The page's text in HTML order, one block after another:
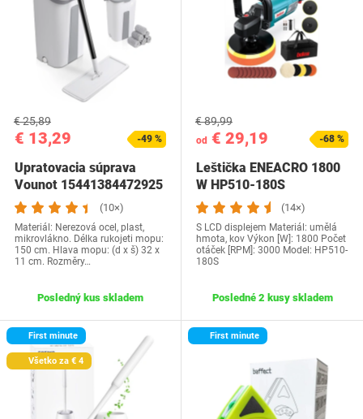
€ 13,29
€ 25,89
-49 %
Upratovacia súprava
Vounot 15441384472925
(10×)
Materiál: Nerezová ocel, plast,
mikrovlákno. Délka rukojeti mopu:
150 cm. Hlava mopu: (d x š) 32 x
11 cm. Rozměry…
Posledný kus skladem
od € 29,19
€ 89,99
-68 %
Leštička ENEACRO 1800
W HP510-180S
(14×)
S LCD displejem Materiál: umělá
hmota, kov Výkon [W]: 1800 Počet
otáček [RPM]: 3000 Model: ‎HP510-
180S
Posledné 2 kusy skladem
First minute
Všetko za € 4
First minute